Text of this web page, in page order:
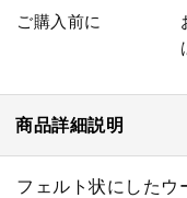
ご購入前に
商品詳細説明
フェルト状にしたウ